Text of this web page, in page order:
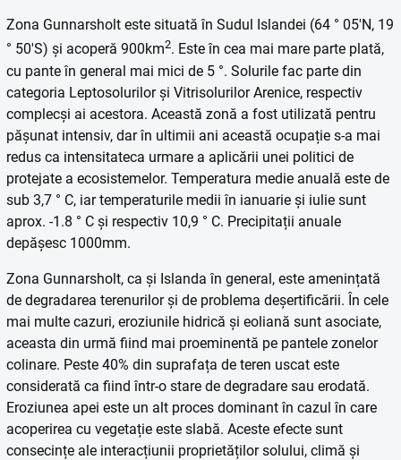
Zona Gunnarsholt este situată în Sudul Islandei (64 ° 05'N, 19
° 50'S) și acoperă 900km2. Este în cea mai mare parte plată,
cu pante în general mai mici de 5 °. Solurile fac parte din
categoria Leptosolurilor și Vitrisolurilor Arenice, respectiv
complecși ai acestora. Această zonă a fost utilizată pentru
pășunat intensiv, dar în ultimii ani această ocupație s-a mai
redus ca intensitateca urmare a aplicării unei politici de
protejate a ecosistemelor. Temperatura medie anuală este de
sub 3,7 ° C, iar temperaturile medii în ianuarie și iulie sunt
aprox. -1.8 ° C și respectiv 10,9 ° C. Precipitații anuale
depășesc 1000mm.
Zona Gunnarsholt, ca și Islanda în general, este amenințată
de degradarea terenurilor și de problema deșertificării. În cele
mai multe cazuri, eroziunile hidrică și eoliană sunt asociate,
aceasta din urmă fiind mai proeminentă pe pantele zonelor
colinare. Peste 40% din suprafața de teren uscat este
considerată ca fiind într-o stare de degradare sau erodată.
Eroziunea apei este un alt proces dominant în cazul în care
acoperirea cu vegetație este slabă. Aceste efecte sunt
consecințe ale interacțiunii proprietăților solului, climă și